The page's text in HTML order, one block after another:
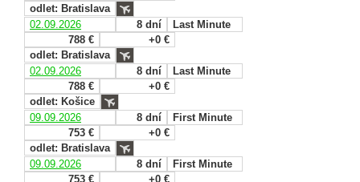
odlet: Bratislava
02.09.2026
8 dní
Last Minute
788 €
+0 €
odlet: Bratislava
02.09.2026
8 dní
Last Minute
788 €
+0 €
odlet: Košice
09.09.2026
8 dní
First Minute
753 €
+0 €
odlet: Bratislava
09.09.2026
8 dní
First Minute
753 €
+0 €